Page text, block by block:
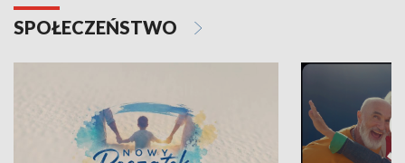
SPOŁECZEŃSTWO